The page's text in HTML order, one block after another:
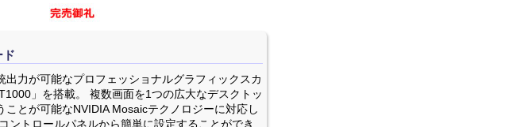
ド
出力が可能なプロフェッショナルグラフィックスカ
」を搭載。 複数画面を1つの広大なデスクトッ
ことが可能なNVIDIA Mosaicテクノロジーに対応し
ントロールパネルから簡単に設定することができ